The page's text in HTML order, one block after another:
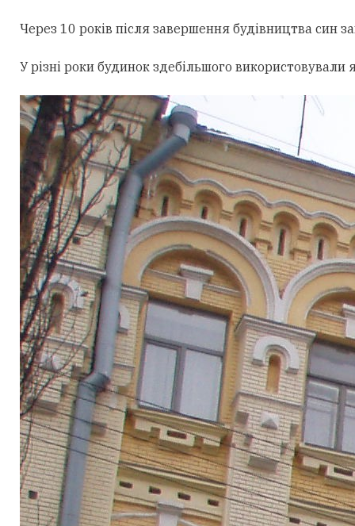
Через 10 років після завершення будівництва син
У різні роки будинок здебільшого використовували